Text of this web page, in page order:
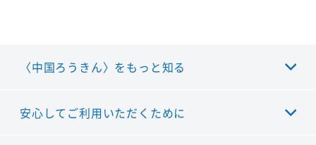
〈中国ろうきん〉をもっと知る
安心してご利用いただくために